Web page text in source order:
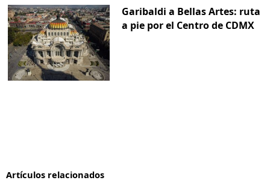
Garibaldi a Bellas Artes: ruta
a pie por el Centro de CDMX
Artículos relacionados